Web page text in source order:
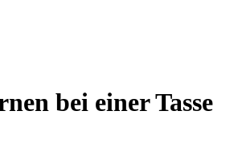
bei einer Tasse